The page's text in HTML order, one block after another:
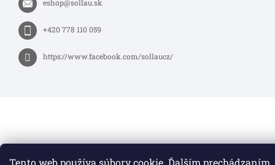
Tento web používa súbory cookie. Ďalším prechádzaním
eshop@sollau.sk
+420 778 110 059
https://www.facebook.com/sollaucz/